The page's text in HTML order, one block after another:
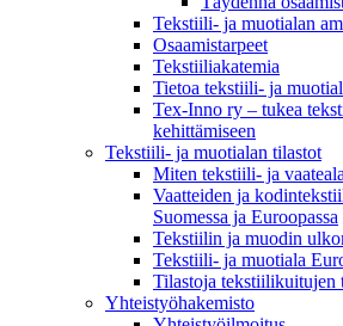
Tekstiili- ja muotialan
Osaamistarpeet
Tekstiiliakatemia
Tietoa tekstiili- ja
Tex-Inno ry – tukea
kehittämiseen
Tekstiili- ja muotialan tilastot
Miten tekstiili- ja
Vaatteiden ja
Suomessa ja Euroopassa
Tekstiilin ja muodin
Tekstiili- ja muotiala
Tilastoja tekstiilikuitujen
Yhteistyö­hakemisto